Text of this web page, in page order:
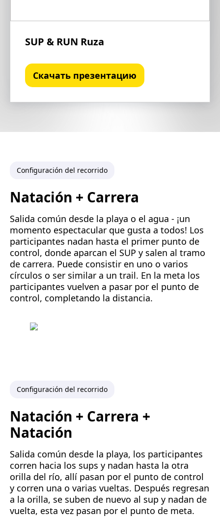
SUP & RUN Ruza
Скачать презентацию
Configuración del recorrido
Natación + Carrera
Salida común desde la playa o el agua - ¡un
momento espectacular que gusta a todos! Los
participantes nadan hasta el primer punto de
control, donde aparcan el SUP y salen al tramo
de carrera. Puede consistir en uno o varios
círculos o ser similar a un trail. En la meta los
participantes vuelven a pasar por el punto de
control, completando la distancia.
Configuración del recorrido
Natación + Carrera +
Natación
Salida común desde la playa, los participantes
corren hacia los sups y nadan hasta la otra
orilla del río, allí pasan por el punto de control
y corren una o varias vueltas. Después regresan
a la orilla, se suben de nuevo al sup y nadan de
vuelta, esta vez pasan por el punto de meta.